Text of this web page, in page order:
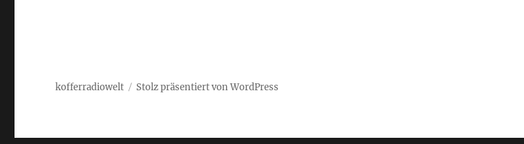
kofferradiowelt Stolz präsentiert von WordPress